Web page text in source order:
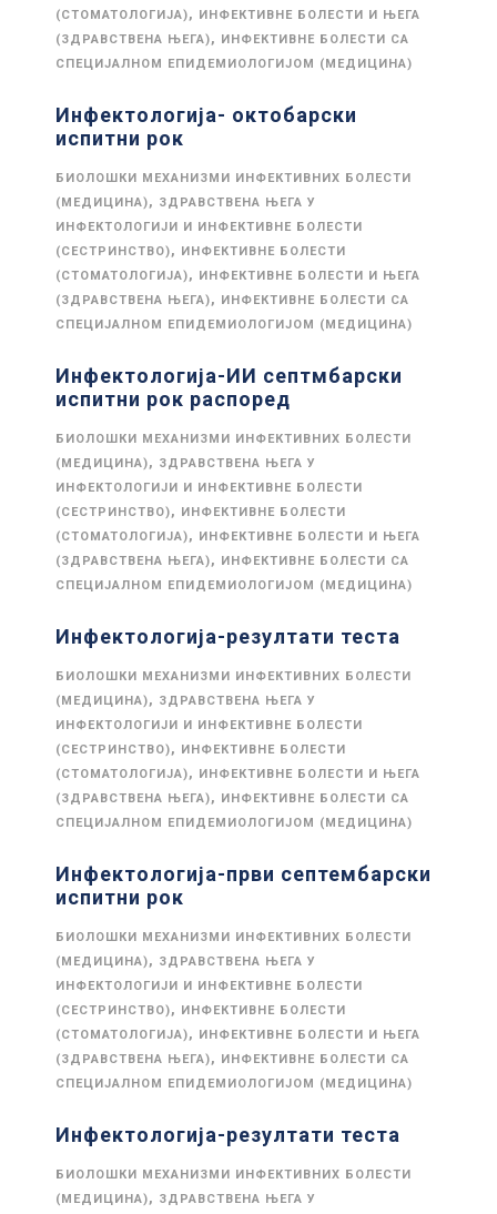
(СТОМАТОЛОГИЈА), ИНФЕКТИВНЕ БОЛЕСТИ И ЊЕГА
(ЗДРАВСТВЕНА ЊЕГА), ИНФЕКТИВНЕ БОЛЕСТИ СА
СПЕЦИЈАЛНОМ ЕПИДЕМИОЛОГИЈОМ (МЕДИЦИНА)
Инфектологија- октобарски
испитни рок
БИОЛОШКИ МЕХАНИЗМИ ИНФЕКТИВНИХ БОЛЕСТИ
(МЕДИЦИНА), ЗДРАВСТВЕНА ЊЕГА У
ИНФЕКТОЛОГИЈИ И ИНФЕКТИВНЕ БОЛЕСТИ
(СЕСТРИНСТВО), ИНФЕКТИВНЕ БОЛЕСТИ
(СТОМАТОЛОГИЈА), ИНФЕКТИВНЕ БОЛЕСТИ И ЊЕГА
(ЗДРАВСТВЕНА ЊЕГА), ИНФЕКТИВНЕ БОЛЕСТИ СА
СПЕЦИЈАЛНОМ ЕПИДЕМИОЛОГИЈОМ (МЕДИЦИНА)
Инфектологија-ИИ септмбарски
испитни рок распоред
БИОЛОШКИ МЕХАНИЗМИ ИНФЕКТИВНИХ БОЛЕСТИ
(МЕДИЦИНА), ЗДРАВСТВЕНА ЊЕГА У
ИНФЕКТОЛОГИЈИ И ИНФЕКТИВНЕ БОЛЕСТИ
(СЕСТРИНСТВО), ИНФЕКТИВНЕ БОЛЕСТИ
(СТОМАТОЛОГИЈА), ИНФЕКТИВНЕ БОЛЕСТИ И ЊЕГА
(ЗДРАВСТВЕНА ЊЕГА), ИНФЕКТИВНЕ БОЛЕСТИ СА
СПЕЦИЈАЛНОМ ЕПИДЕМИОЛОГИЈОМ (МЕДИЦИНА)
Инфектологија-резултати теста
БИОЛОШКИ МЕХАНИЗМИ ИНФЕКТИВНИХ БОЛЕСТИ
(МЕДИЦИНА), ЗДРАВСТВЕНА ЊЕГА У
ИНФЕКТОЛОГИЈИ И ИНФЕКТИВНЕ БОЛЕСТИ
(СЕСТРИНСТВО), ИНФЕКТИВНЕ БОЛЕСТИ
(СТОМАТОЛОГИЈА), ИНФЕКТИВНЕ БОЛЕСТИ И ЊЕГА
(ЗДРАВСТВЕНА ЊЕГА), ИНФЕКТИВНЕ БОЛЕСТИ СА
СПЕЦИЈАЛНОМ ЕПИДЕМИОЛОГИЈОМ (МЕДИЦИНА)
Инфектологија-први септембарски
испитни рок
БИОЛОШКИ МЕХАНИЗМИ ИНФЕКТИВНИХ БОЛЕСТИ
(МЕДИЦИНА), ЗДРАВСТВЕНА ЊЕГА У
ИНФЕКТОЛОГИЈИ И ИНФЕКТИВНЕ БОЛЕСТИ
(СЕСТРИНСТВО), ИНФЕКТИВНЕ БОЛЕСТИ
(СТОМАТОЛОГИЈА), ИНФЕКТИВНЕ БОЛЕСТИ И ЊЕГА
(ЗДРАВСТВЕНА ЊЕГА), ИНФЕКТИВНЕ БОЛЕСТИ СА
СПЕЦИЈАЛНОМ ЕПИДЕМИОЛОГИЈОМ (МЕДИЦИНА)
Инфектологија-резултати теста
БИОЛОШКИ МЕХАНИЗМИ ИНФЕКТИВНИХ БОЛЕСТИ
(МЕДИЦИНА), ЗДРАВСТВЕНА ЊЕГА У